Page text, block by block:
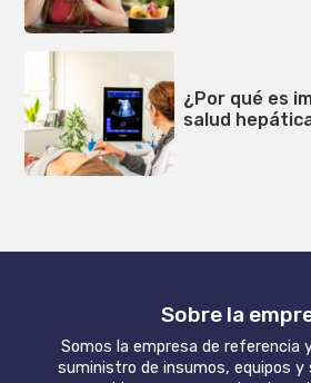
¿Por qué es
salud
Sobre la
Somos la empresa de referencia
suministro de insumos, equipos y